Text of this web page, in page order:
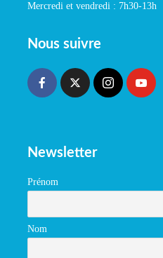
Mercredi et vendredi : 7h30-13h
Nous suivre
Newsletter
Prénom
Nom